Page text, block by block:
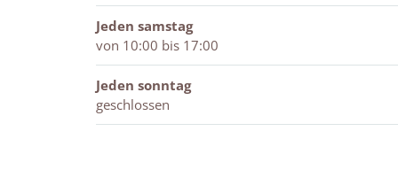
Jeden samstag
von 10:00 bis 17:00
Jeden sonntag
geschlossen